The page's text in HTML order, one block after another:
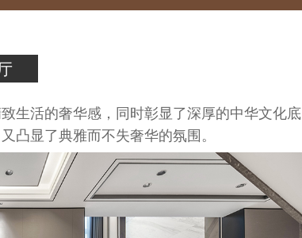
生活的奢华感，同时彰显了深厚的中华文化底
凸显了典雅而不失奢华的氛围。